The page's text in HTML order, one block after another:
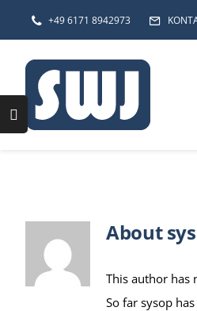
content
+49 6171 8942973
About
This author has
So far sysop
Toggle
Sliding